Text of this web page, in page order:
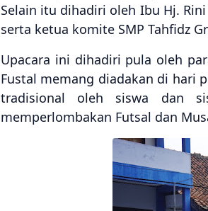
Selain itu dihadiri oleh Ibu Hj.
serta ketua komite SMP Tahfidz
Upacara ini dihadiri pula oleh
Fustal memang diadakan di hari
tradisional oleh siswa dan
memperlombakan Futsal dan